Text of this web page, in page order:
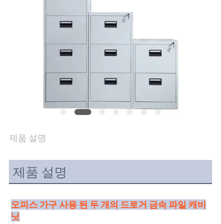
뉴
스
인
용
제품 설명
제품 설명
오피스 가구 사용 된 두 개의 드로거 금속 파일 캐비
닛